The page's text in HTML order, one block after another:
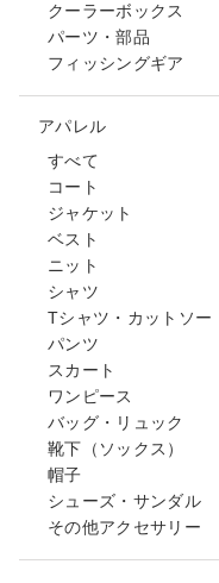
クーラーボックス
パーツ・部品
フィッシングギア
アパレル
すべて
コート
ジャケット
ベスト
ニット
シャツ
Tシャツ・カットソー
パンツ
スカート
ワンピース
バッグ・リュック
靴下（ソックス）
帽子
シューズ・サンダル
その他アクセサリー